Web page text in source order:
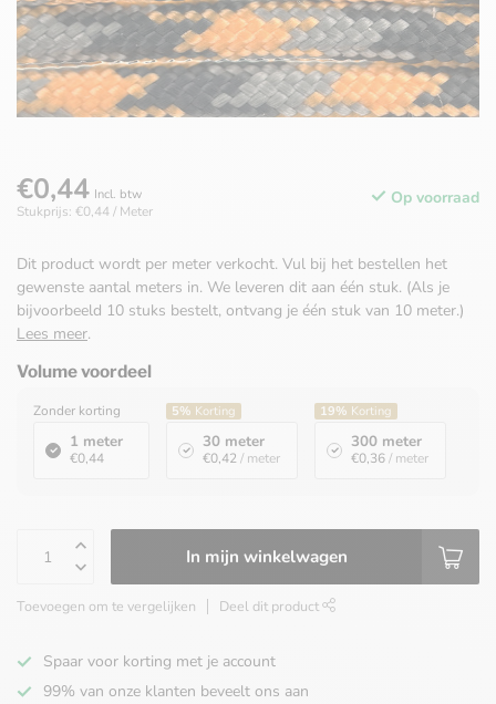
€0,44 Incl. btw
Stukprijs: €0,44 / Meter
Op voorraad
Dit product wordt per meter verkocht. Vul bij het bestellen het
gewenste aantal meters in. We leveren dit aan één stuk. (Als je
bijvoorbeeld 10 stuks bestelt, ontvang je één stuk van 10 meter.)
Lees meer.
Volume voordeel
Zonder korting
1 meter
€0,44
5% Korting
30 meter
€0,42/ meter
19% Korting
300 meter
€0,36/ meter
In mijn winkelwagen
Toevoegen om te vergelijken Deel dit product
Spaar voor korting met je account
99% van onze klanten beveelt ons aan